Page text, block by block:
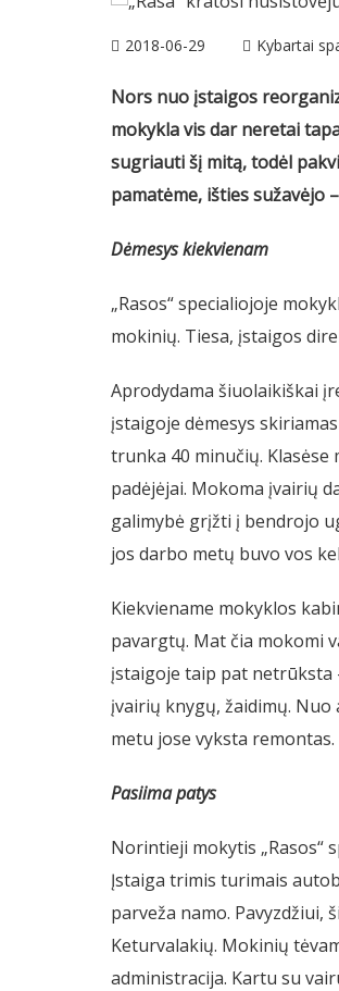
2018-06-29 Kybartai
Nors nuo įstaigos
mokykla vis dar neretai
sugriauti šį mitą, todėl
pamatėme, išties sužavėjo
Dėmesys kiekvienam
„Rasos“ specialiojoje
mokinių. Tiesa, įstaigos
Aprodydama šiuolaikiškai
įstaigoje dėmesys
trunka 40 minučių.
padėjėjai. Mokoma įvairių
galimybė grįžti į bendrojo
jos darbo metų buvo vos
Kiekviename mokyklos
pavargtų. Mat čia mokomi
įstaigoje taip pat netrūksta
įvairių knygų, žaidimų.
metu jose vyksta remontas.
Pasiima patys
Norintieji mokytis „Rasos“
Įstaiga trimis turimais
parveža namo. Pavyzdžiui,
Keturvalakių. Mokinių
administracija. Kartu su